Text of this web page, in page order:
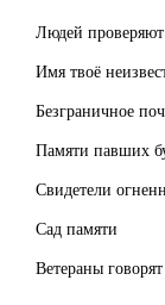
Людей
Имя твоё
Безграничное
Памяти павших
Свидетели
Сад памяти
Ветераны